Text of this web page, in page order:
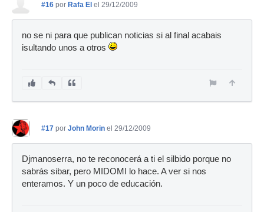
#16 por Rafa El el 29/12/2009
no se ni para que publican noticias si al final acabais
isultando unos a otros
#17 por John Morin el 29/12/2009
Djmanoserra, no te reconocerá a ti el silbido porque no
sabrás sibar, pero MIDOMI lo hace. A ver si nos
enteramos. Y un poco de educación.